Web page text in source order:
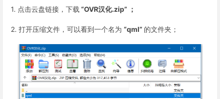
1. 点击云盘链接，下载 “OVR汉化.zip” ；
2. 打开压缩文件，可以看到一个名为 “qml” 的文件夹；